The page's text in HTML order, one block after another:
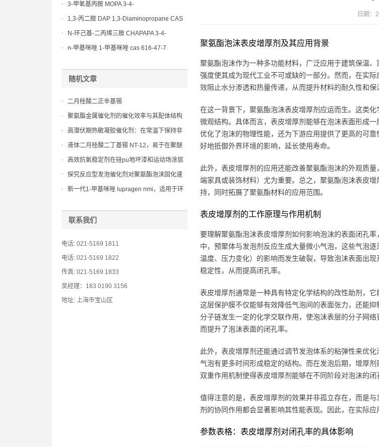
日期
聚氨酯泡沫表皮增厚剂及其应用背景
聚氨酯泡沫作为一种多功能材料，广泛应用于建筑保温
强度使其成为现代工业不可或缺的一部分。然而，在实
效阻止水分渗透和热量传递，从而提升材料的耐久性和
在这一背景下，聚氨酯泡沫表皮增厚剂应运而生。这类
微观结构。具体而言，表皮增厚剂能够在泡沫表面形成
优化了泡沫的物理性能，还为下游应用提供了更高的可
好地抵御外界环境的影响，延长使用寿命。
此外，表皮增厚剂的应用还能改善聚氨酯泡沫的外观质
端家具或装饰材料）尤为重要。总之，聚氨酯泡沫表皮
持，同时拓展了聚氨酯材料的应用范围。
表皮增厚剂的工作原理与作用机制
要理解聚氨酯泡沫表皮增厚剂如何影响泡沫的表面闭孔
中，预聚体与发泡剂反应生成大量微小气泡，这些气泡
温度、压力变化）的影响而发生破裂，导致泡沫表面出
稳定性，从而提高闭孔率。
表皮增厚剂通常是一种具有特定化学结构的改性助剂，
这层保护膜不仅能够有效降低气泡间的表面张力，还能
分子链发生一定的化学交联作用，使泡沫表层的分子网
而提升了泡沫表面的闭孔率。
此外，表皮增厚剂还能通过调节发泡体系的粘弹性来优
气泡有更多时间形成稳定的结构。而在发泡后期，增厚
双重作用机制使得表皮增厚剂能够在不同阶段对泡沫的闭
值得注意的是，表皮增厚剂的效果并非孤立存在，而是
剂的协同作用都会显著影响其性能表现。因此，在实际
参数表格：表皮增厚剂对闭孔率的具体影响
(Diethylamino)propylamine CAS No 104-
3-甲氧基丙胺 MOPA 3-4-
Methoxypropylamine CAS No 5332-73-0
1,3-丙二胺 DAP 1,3-Diaminopropane CAS
No 109-76-2
N-环己基-二丙烯三胺 CHAPAPA 3-4-
Methoxypropylamine CAS No:5332-73-0
n-甲基咪唑 1-甲基咪唑 cas 616-47-7
随机文章
二月桂酸二正辛基锡
聚氨酯金属催化剂的催化效率与其配体结构
关系
高潜伏期热敏凝胶催化剂：在常温下保持非
活性状态，提供超长的操作活性期，仅需加
热至特定活化温度即可快速引发凝胶固化反
液体二月桂酸二丁基锡 NT-12，易于在聚醚
多元醇中均匀分散和混合
高效抗氧稳定剂在硅pu地坪漆和运动场涂层
中的创新应用，旨在提升耐老化性与使用寿
命。
探究反应型发泡催化剂对聚氨酯泡沫固化速
度和发泡均匀性的影响机制
新一代1-甲基咪唑 lupragen nmi，适用于环
联系我们
电话: 021-5169 1811
电话: 021-5169 1822
传真: 021-5169 1833
吴经理：183 0190 3156
地址: 上海市宝山区